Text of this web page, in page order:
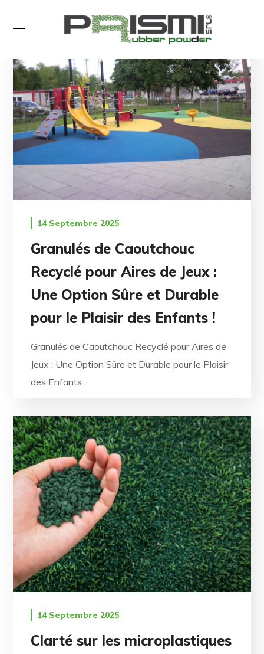
14 Septembre 2025
Granulés de Caoutchouc
Recyclé pour Aires de Jeux :
Une Option Sûre et Durable
pour le Plaisir des Enfants !
Granulés de Caoutchouc Recyclé pour Aires de
Jeux : Une Option Sûre et Durable pour le Plaisir
des Enfants...
14 Septembre 2025
Clarté sur les microplastiques